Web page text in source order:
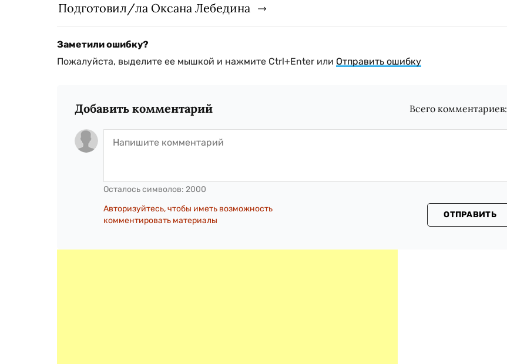
Подготовил/ла Оксана Лебедина
Заметили ошибку?
Пожалуйста, выделите ее мышкой и нажмите Ctrl+Enter или Отправить ошибку
Добавить комментарий Всего комментариев:
Осталось символов: 2000
Авторизуйтесь, чтобы иметь возможность
комментировать материалы
ОТПРАВИТЬ